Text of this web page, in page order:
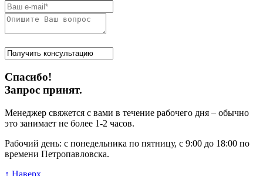
Спасибо!
Запрос принят.
Менеджер свяжется с вами в течение рабочего дня – обычно
это занимает не более 1-2 часов.
Рабочий день: с понедельника по пятницу, с 9:00 до 18:00 по
времени Петропавловска.
↑ Наверх